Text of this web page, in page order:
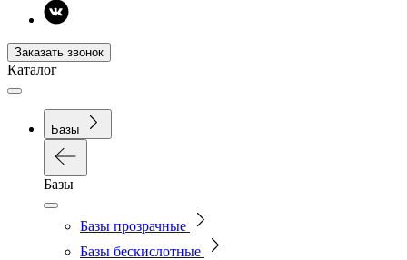
Заказать звонок
Каталог
Базы
Базы
Базы прозрачные
Базы бескислотные